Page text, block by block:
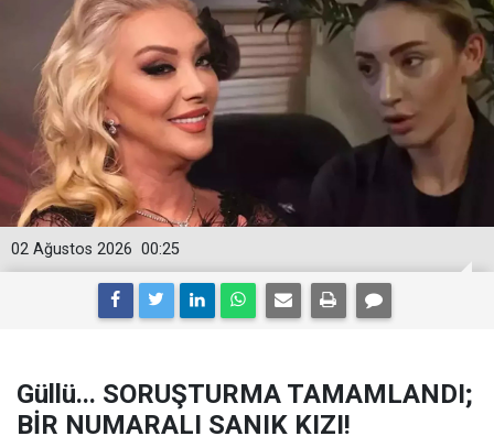
00:25
02 Ağustos 2026
Güllü... SORUŞTURMA TAMAMLANDI;
BİR NUMARALI SANIK KIZI!